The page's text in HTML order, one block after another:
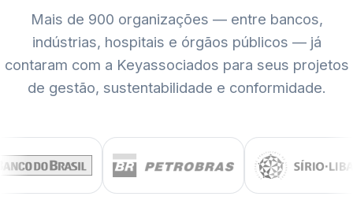
Mais de 900 organizações — entre bancos,
indústrias, hospitais e órgãos públicos — já
contaram com a Keyassociados para seus projetos
de gestão, sustentabilidade e conformidade.